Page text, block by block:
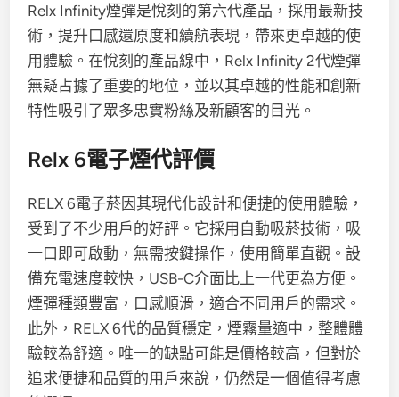
Relx Infinity煙彈是悅刻的第六代產品，採用最新技
術，提升口感還原度和續航表現，帶來更卓越的使
用體驗。在悅刻的產品線中，Relx Infinity 2代煙彈
無疑占據了重要的地位，並以其卓越的性能和創新
特性吸引了眾多忠實粉絲及新顧客的目光。
Relx 6電子煙代評價
RELX 6電子菸因其現代化設計和便捷的使用體驗，
受到了不少用戶的好評。它採用自動吸菸技術，吸
一口即可啟動，無需按鍵操作，使用簡單直觀。設
備充電速度較快，USB-C介面比上一代更為方便。
煙彈種類豐富，口感順滑，適合不同用戶的需求。
此外，RELX 6代的品質穩定，煙霧量適中，整體體
驗較為舒適。唯一的缺點可能是價格較高，但對於
追求便捷和品質的用戶來說，仍然是一個值得考慮